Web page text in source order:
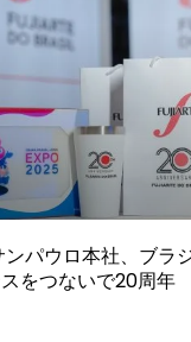
パウロ本社、ブラ
をつないで20周年